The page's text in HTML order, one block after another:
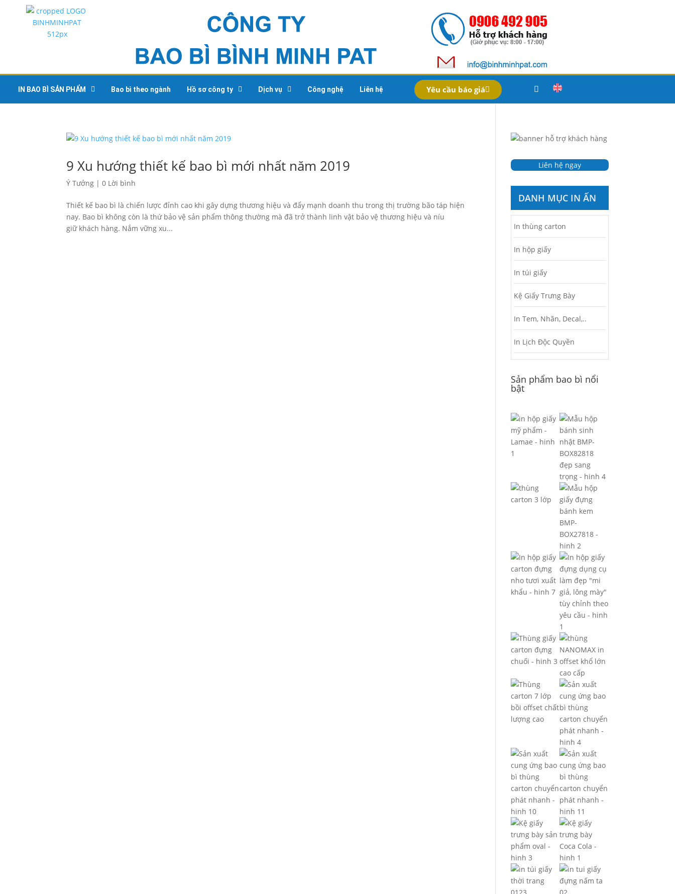
IN BAO BÌ SẢN PHẨM Bao bì theo ngành Hồ sơ công ty Dịch vụ Công nghệ Liên hệ Yêu cầu báo giá
9 Xu hướng thiết kế bao bì mới nhất năm 2019
Ý Tưởng | 0 Lời bình
Thiết kế bao bì là chiến lược đỉnh cao khi gây dựng thương hiệu và đẩy mạnh doanh thu trong thị trường bão táp hiện
nay. Bao bì không còn là thứ bảo vệ sản phẩm thông thường mà đã trở thành linh vật bảo vệ thương hiệu và níu
giữ khách hàng. Nắm vững xu...
Liên hệ ngay
DANH MỤC IN ẤN
In thùng carton
In hộp giấy
In túi giấy
Kệ Giấy Trưng Bày
In Tem, Nhãn, Decal,..
In Lịch Độc Quyền
Sản phẩm bao bì nổi
bật